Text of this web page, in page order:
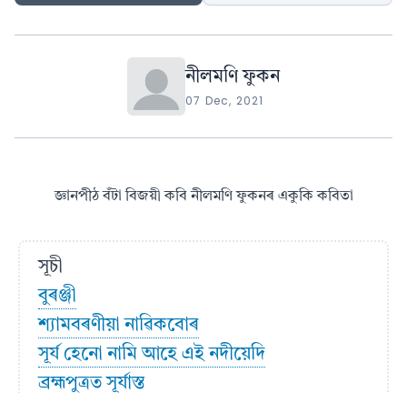
নীলমণি ফুকন
07 Dec, 2021
জ্ঞানপীঠ বঁটা বিজয়ী কবি নীলমণি ফুকনৰ একুকি কবিতা
সূচী
বুৰঞ্জী
শ্যামবৰণীয়া নাৱিকবোৰ
সূৰ্য হেনো নামি আহে এই নদীয়েদি
ব্ৰহ্মপুত্ৰত সূর্যাস্ত